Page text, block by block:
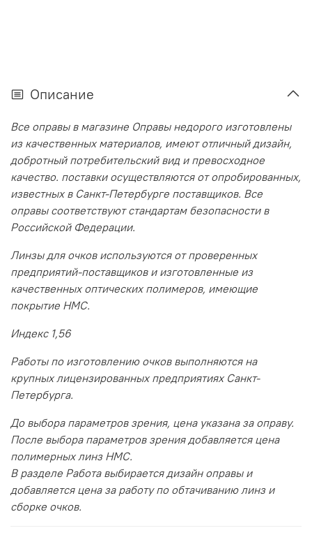
Описание
Все оправы в магазине Оправы недорого изготовлены
из качественных материалов, имеют отличный дизайн,
добротный потребительский вид и превосходное
качество. поставки осуществляются от опробированных,
известных в Санкт-Петербурге поставщиков. Все
оправы соответствуют стандартам безопасности в
Российской Федерации.
Линзы для очков используются от проверенных
предприятий-поставщиков и изготовленные из
качественных оптических полимеров, имеющие
покрытие HMC.
Индекс 1,56
Работы по изготовлению очков выполняются на
крупных лицензированных предприятиях Санкт-
Петербурга.
До выбора параметров зрения, цена указана за оправу.
После выбора параметров зрения добавляется цена
полимерных линз HMC.
В разделе Работа выбирается дизайн оправы и
добавляется цена за работу по обтачиванию линз и
сборке очков.